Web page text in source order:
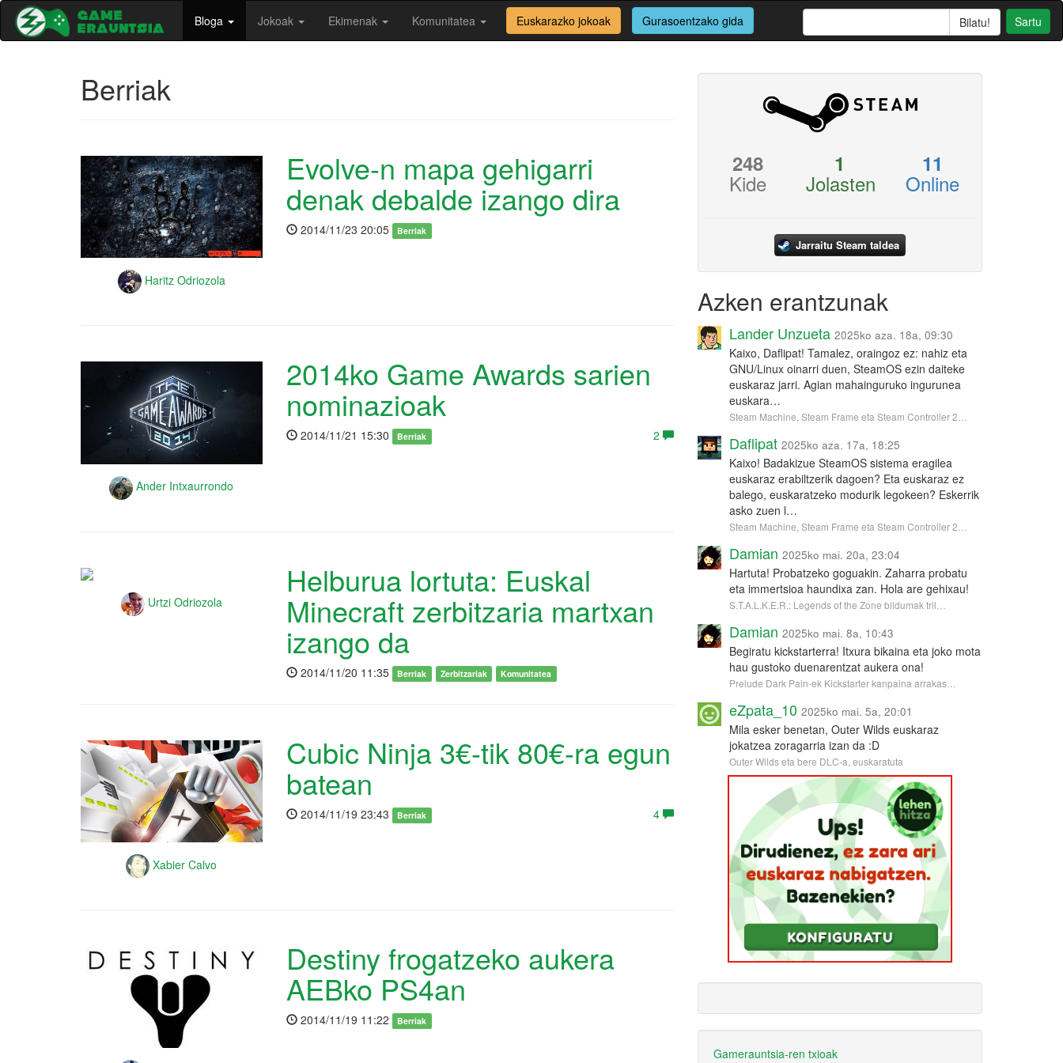
Bloga Jokoak Ekimenak Komunitatea Euskarazko jokoak Gurasoentzako gida Sartu
Berriak
Haritz Odriozola
Evolve-n mapa gehigarri
denak debalde izango dira
2014/11/23 20:05 Berriak
Ander Intxaurrondo
2014ko Game Awards sarien
nominazioak
2014/11/21 15:30 Berriak 2
Urtzi Odriozola
Helburua lortuta: Euskal
Minecraft zerbitzaria martxan
izango da
2014/11/20 11:35 Berriak Zerbitzariak Komunitatea
Xabier Calvo
Cubic Ninja 3€-tik 80€-ra egun
batean
2014/11/19 23:43 Berriak 4
Destiny frogatzeko aukera
AEBko PS4an
2014/11/19 11:22 Berriak
248
Kide
1
Jolasten
11
Online
Jarraitu Steam taldea
Azken erantzunak
Lander Unzueta 2025ko aza. 18a, 09:30
Kaixo, Daflipat! Tamalez, oraingoz ez: nahiz eta
GNU/Linux oinarri duen, SteamOS ezin daiteke
euskaraz jarri. Agian mahainguruko ingurunea
euskara…
Steam Machine, Steam Frame eta Steam Controller 2…
Daflipat 2025ko aza. 17a, 18:25
Kaixo! Badakizue SteamOS sistema eragilea
euskaraz erabiltzerik dagoen? Eta euskaraz ez
balego, euskaratzeko modurik legokeen? Eskerrik
asko zuen l…
Steam Machine, Steam Frame eta Steam Controller 2…
Damian 2025ko mai. 20a, 23:04
Hartuta! Probatzeko goguakin. Zaharra probatu
eta immertsioa haundixa zan. Hola are gehixau!
S.T.A.L.K.E.R.: Legends of the Zone bildumak tril…
Damian 2025ko mai. 8a, 10:43
Begiratu kickstarterra! Itxura bikaina eta joko mota
hau gustoko duenarentzat aukera ona!
Prelude Dark Pain-ek Kickstarter kanpaina arrakas…
eZpata_10 2025ko mai. 5a, 20:01
Mila esker benetan, Outer Wilds euskaraz
jokatzea zoragarria izan da :D
Outer Wilds eta bere DLC-a, euskaratuta
Gamerauntsia-ren txioak